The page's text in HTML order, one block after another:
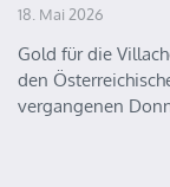
18. Mai 2026
Gold für die
den
vergangenen